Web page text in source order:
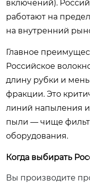
включений).
работают на
на внутренний
Главное
Российское
длину рубки и
фракции. Это
линий напыления
пыли — чище
оборудования.
Когда выбирать
Вы производите